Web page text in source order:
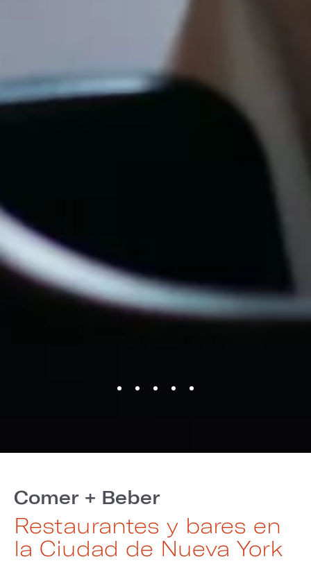
Comer + Beber
Restaurantes y bares en
la Ciudad de Nueva York